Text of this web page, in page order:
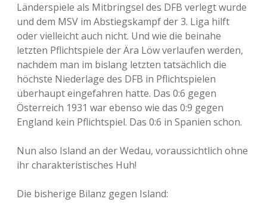
Länderspiele als Mitbringsel des DFB verlegt wurde
und dem MSV im Abstiegskampf der 3. Liga hilft
oder vielleicht auch nicht. Und wie die beinahe
letzten Pflichtspiele der Ära Löw verlaufen werden,
nachdem man im bislang letzten tatsächlich die
höchste Niederlage des DFB in Pflichtspielen
überhaupt eingefahren hatte. Das 0:6 gegen
Österreich 1931 war ebenso wie das 0:9 gegen
England kein Pflichtspiel. Das 0:6 in Spanien schon.
Nun also Island an der Wedau, voraussichtlich ohne
ihr charakteristisches Huh!
Die bisherige Bilanz gegen Island: